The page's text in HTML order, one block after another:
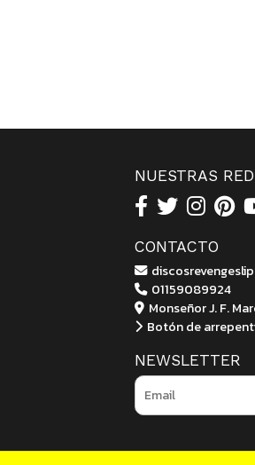
NUESTRAS
CONTACTO
01159089924
Monseñor J. F.
Botón de
NEWSLETTER